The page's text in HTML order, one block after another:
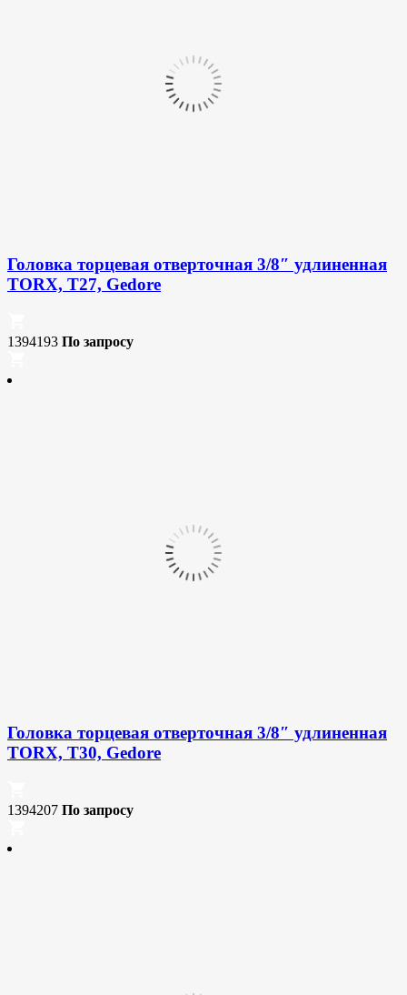
Головка торцевая отверточная 3/8″ удлиненная
TORX, T27, Gedore
1394193 По запросу
Головка торцевая отверточная 3/8″ удлиненная
TORX, T30, Gedore
1394207 По запросу